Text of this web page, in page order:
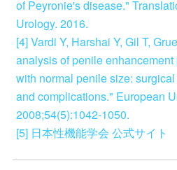
of Peyronie's disease."
Urology. 2016.
[4] Vardi Y, Harshai Y, Gil T,
analysis of penile
with normal penile size:
and complications." European
2008;54(5):1042-1050.
[5] 日本性機能学会 公式サイト